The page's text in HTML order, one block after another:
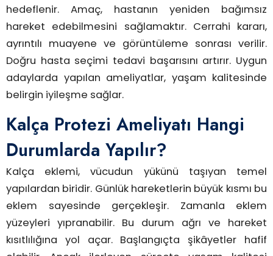
hedeflenir. Amaç, hastanın yeniden bağımsız
hareket edebilmesini sağlamaktır. Cerrahi kararı,
ayrıntılı muayene ve görüntüleme sonrası verilir.
Doğru hasta seçimi tedavi başarısını artırır. Uygun
adaylarda yapılan ameliyatlar, yaşam kalitesinde
belirgin iyileşme sağlar.
Kalça Protezi Ameliyatı Hangi
Durumlarda Yapılır?
Kalça eklemi, vücudun yükünü taşıyan temel
yapılardan biridir. Günlük hareketlerin büyük kısmı bu
eklem sayesinde gerçekleşir. Zamanla eklem
yüzeyleri yıpranabilir. Bu durum ağrı ve hareket
kısıtlılığına yol açar. Başlangıçta şikâyetler hafif